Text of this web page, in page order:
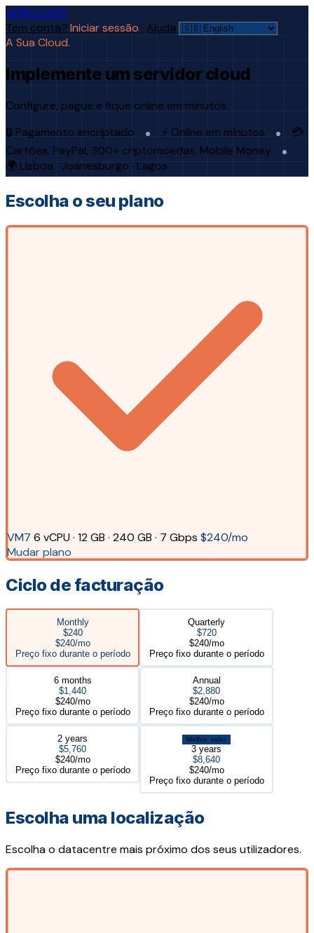
AFRICLOUD
Tem conta? Iniciar sessão · Ajuda
A Sua Cloud.
Implemente um servidor cloud
Configure, pague e fique online em minutos.
🔒 Pagamento encriptado
⚡ Online em minutos
💳
Cartões, PayPal, 300+ criptomoedas, Mobile Money
🌍 Lisboa · Joanesburgo · Lagos
Escolha o seu plano
VM7 6 vCPU · 12 GB · 240 GB · 7 Gbps $240/mo
Mudar plano
Ciclo de facturação
Monthly
$240
$240/mo
Preço fixo durante o período
Quarterly
$720
$240/mo
Preço fixo durante o período
6 months
$1,440
$240/mo
Preço fixo durante o período
Annual
$2,880
$240/mo
Preço fixo durante o período
2 years
$5,760
$240/mo
Preço fixo durante o período
Melhor valor
3 years
$8,640
$240/mo
Preço fixo durante o período
Escolha uma localização
Escolha o datacentre mais próximo dos seus utilizadores.